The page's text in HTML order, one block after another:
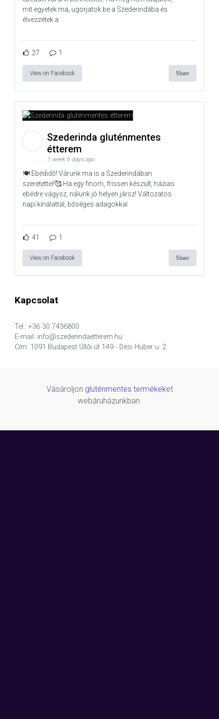
mit egyetek ma, ugorjatok be a Szederindába és
élvezzétek a
27 1
View on Facebook Share
Szederinda gluténmentes
étterem
1 week 6 days ago
🍽️ Ebédidő! Várunk ma is a Szederindában
szeretettel!🥰 Ha egy finom, frissen készült, házias
ebédre vágysz, nálunk jó helyen jársz! Változatos
napi kínálattal, bőséges adagokkal
41 1
View on Facebook Share
Kapcsolat
Tel.: +36 30 7436800
E-mail: info@szederindaetterem.hu
Cím: 1091 Budapest Üllői út 149 - Dési Huber u. 2.
Vásároljon gluténmentes termékeket
webáruházunkban.